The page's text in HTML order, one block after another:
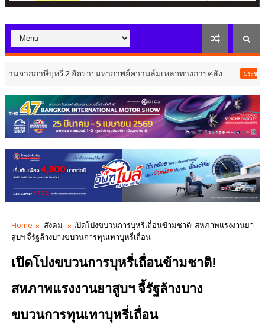
าษีบุหรี่ 2 อัตรา: มหากาพย์ความล้มเหลวทางการคลัง ประชาสัมพันธ์
Home สังคม
เปิดโปงขบวนการบุหรี่เถื่อนข้ามชาติ! สหภาพแรงงานยา
สูบฯ จี้รัฐล้างบางขบวนการทุนเทาบุหรี่เถื่อน
เปิดโปงขบวนการบุหรี่เถื่อนข้ามชาติ!
สหภาพแรงงานยาสูบฯ จี้รัฐล้างบาง
ขบวนการทุนเทาบุหรี่เถื่อน